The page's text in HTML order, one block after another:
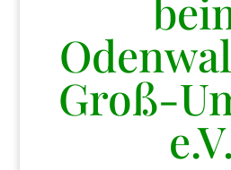
Groß-
e.V.